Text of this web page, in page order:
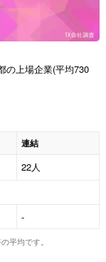
の上場企業(平均730
連結
22人
-
平均です。